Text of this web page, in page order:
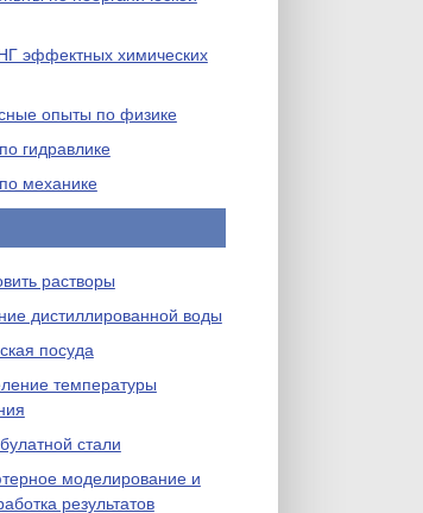
эффектных химических
опыты по физике
гидравлике
механике
растворы
дистиллированной воды
посуда
температуры
стали
моделирование и
результатов